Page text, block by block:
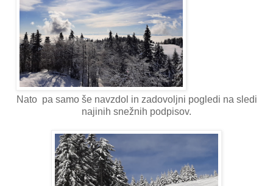
Nato pa samo še navzdol in zadovoljni pogledi na sledi
najinih snežnih podpisov.